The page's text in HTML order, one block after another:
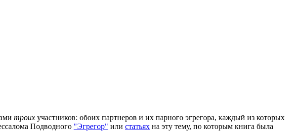
троих участников: обоих партнеров и их парного эгрегора, каждый из которых
Подводного "Эгрегор" или статьях на эту тему, по которым книга была